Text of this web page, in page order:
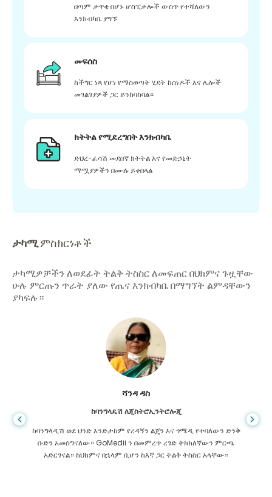
በጣም ታዋቂ በሆኑ ሆስፒታሎች ውስጥ የተሻለውን
እንክብካቤ ያግኙ
መፍሰስ
ከችግር ነጻ የሆነ የማስወጣት ሂደት ከሰነዶች እና ሌሎች
መገልገያዎች ጋር ይንከባከባል።
ክትትል የሚደረግበት እንክብካቤ
ድህረ-ፈሳሽ መደበኛ ክትትል እና የመድኃኒት
ማሟያዎችን በሙሉ ይቀበላል
ታካሚምስክርነቶች
ታካሚዎቻችን ለወደፊት ትልቅ ትስስር ለመፍጠር በህክምና ጉዟቸው
ሁሉ ምርጡን ጥራት ያለው የጤና እንክብካቤ በማግኘት ልምዳቸውን
ያካፍሉ።
ሻንዳ ዳስ
ከባንግላዴሽ ለጂስትሮኢንትሮሎጂ
ከባንግላዲሽ ወደ ህንድ እንድታከም የረዳኝን ልጄን እና ጎሜዲ የተባለውን ድንቅ
ቡድን አመሰግናለው። GoMedii ን በመምረጥ ረገድ ትክክለኛውን ምርጫ
አድርገናል። ከህክምና በኋላም ቢሆን ከእኛ ጋር ትልቅ ትስስር አላቸው።